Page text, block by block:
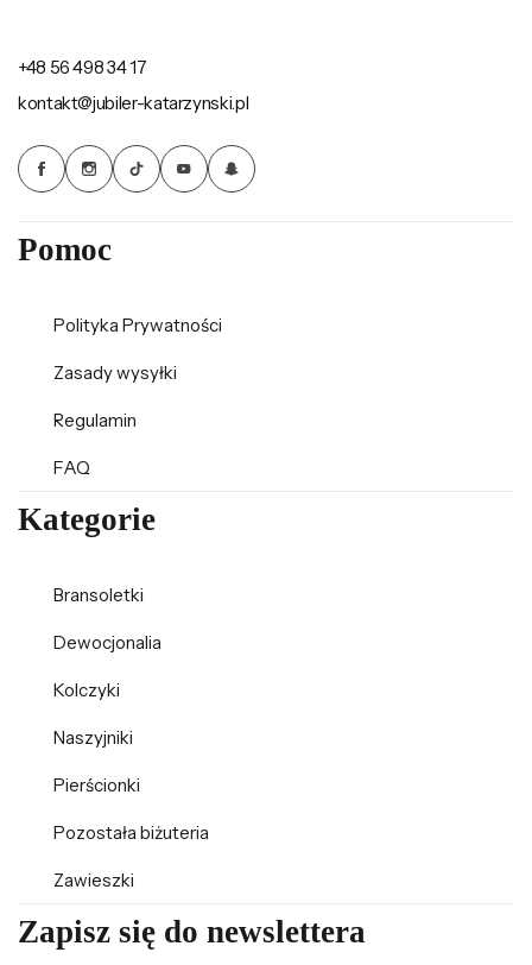
+48 56 498 34 17
kontakt@jubiler-katarzynski.pl
Pomoc
Polityka Prywatności
Zasady wysyłki
Regulamin
FAQ
Kategorie
Bransoletki
Dewocjonalia
Kolczyki
Naszyjniki
Pierścionki
Pozostała biżuteria
Zawieszki
Zapisz się do newslettera